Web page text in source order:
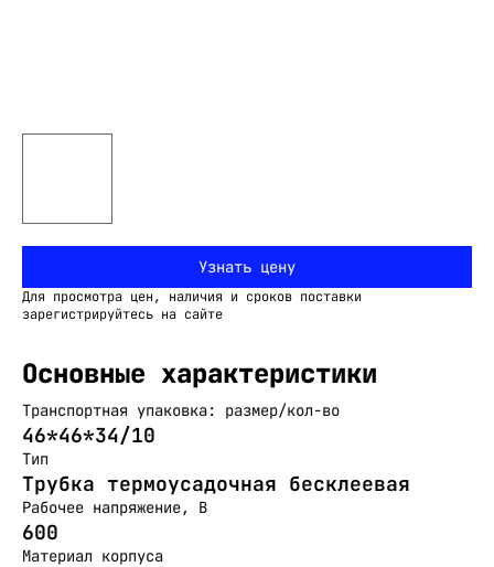
Узнать цену
Для просмотра цен, наличия и сроков поставки
зарегистрируйтесь на сайте
Основные характеристики
Транспортная упаковка: размер/кол-во
46*46*34/10
Тип
Трубка термоусадочная бесклеевая
Рабочее напряжение, В
600
Материал корпуса